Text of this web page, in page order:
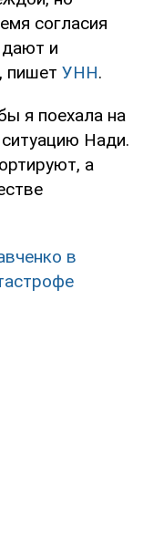
согласия
дают и
пишет УНН.
я поехала на
Нади.
а
в